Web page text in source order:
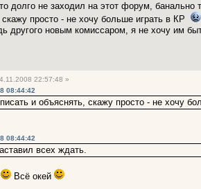
долго не заходил на этот форум,
просто - не хочу больше играть в КР
другого новым комиссаром, я не хочу им
22:57:48 »
08:44:42
и объяснять, скажу просто - не хочу
08:44:42
всех ждать.
Всё окей